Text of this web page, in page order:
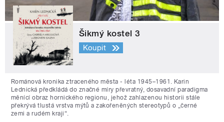
Šikmý kostel 3
Koupit
Románová kronika ztraceného města - léta 1945–1961. Karin
Lednická předkládá do značné míry převratný, dosavadní paradigma
měnící obraz hornického regionu, jehož zahlazenou historii stále
překrývá tlustá vrstva mýtů a zakořeněných stereotypů o „černé
zemi a rudém kraji“.